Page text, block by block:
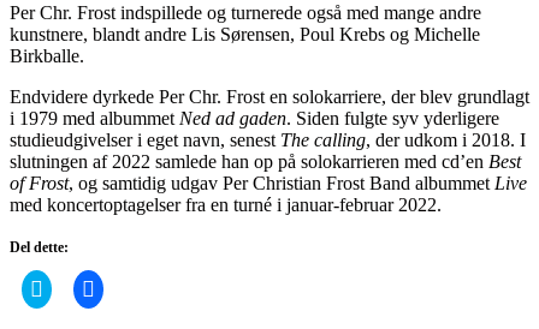
Per Chr. Frost indspillede og turnerede også med mange andre
kunstnere, blandt andre Lis Sørensen, Poul Krebs og Michelle
Birkballe.
Endvidere dyrkede Per Chr. Frost en solokarriere, der blev grundlagt
i 1979 med albummet Ned ad gaden. Siden fulgte syv yderligere
studieudgivelser i eget navn, senest The calling, der udkom i 2018. I
slutningen af 2022 samlede han op på solokarrieren med cd’en Best
of Frost, og samtidig udgav Per Christian Frost Band albummet Live
med koncertoptagelser fra en turné i januar-februar 2022.
Del dette:
Click
to
Click
to